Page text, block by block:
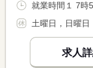
就業時間１ 7時
土曜日，日曜日
求人